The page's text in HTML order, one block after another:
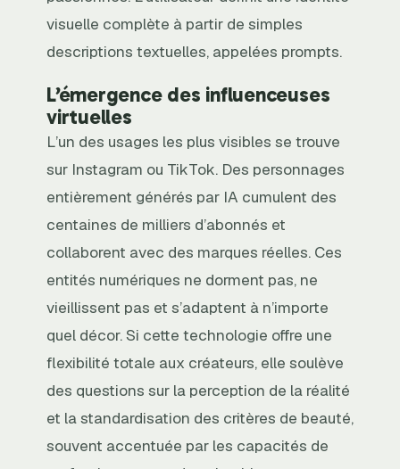
visuelle complète à partir de simples
descriptions textuelles, appelées prompts.
L’émergence des influenceuses
virtuelles
L’un des usages les plus visibles se trouve
sur Instagram ou TikTok. Des personnages
entièrement générés par IA cumulent des
centaines de milliers d’abonnés et
collaborent avec des marques réelles. Ces
entités numériques ne dorment pas, ne
vieillissent pas et s’adaptent à n’importe
quel décor. Si cette technologie offre une
flexibilité totale aux créateurs, elle soulève
des questions sur la perception de la réalité
et la standardisation des critères de beauté,
souvent accentuée par les capacités de